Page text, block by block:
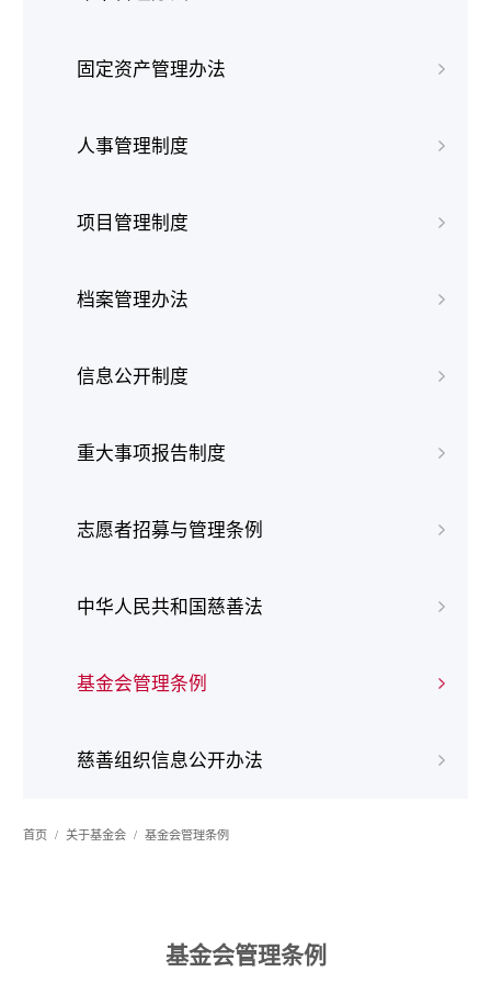
固定资产管理办法
人事管理制度
项目管理制度
档案管理办法
信息公开制度
重大事项报告制度
志愿者招募与管理条例
中华人民共和国慈善法
基金会管理条例
慈善组织信息公开办法
首页 关于基金会 基金会管理条例
基金会管理条例